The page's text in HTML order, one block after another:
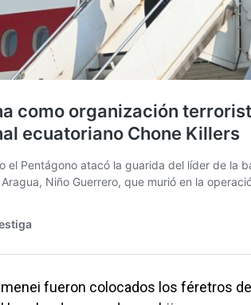
fueron colocados los féretros